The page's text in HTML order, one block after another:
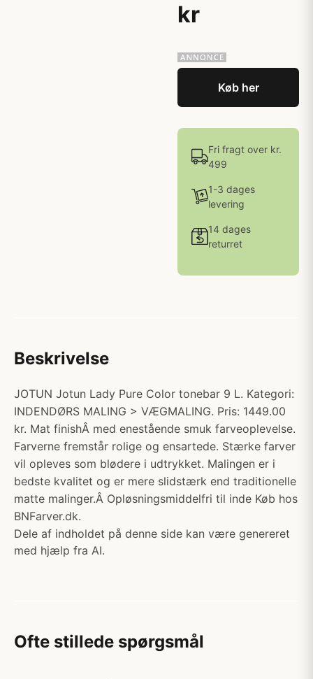
kr
Køb her
Fri fragt over kr.
499
1-3 dages
levering
14 dages
returret
Beskrivelse
JOTUN Jotun Lady Pure Color tonebar 9 L. Kategori:
INDENDØRS MALING > VÆGMALING. Pris: 1449.00
kr. Mat finishÂ med enestående smuk farveoplevelse.
Farverne fremstår rolige og ensartede. Stærke farver
vil opleves som blødere i udtrykket. Malingen er i
bedste kvalitet og er mere slidstærk end traditionelle
matte malinger.Â Opløsningsmiddelfri til inde Køb hos
BNFarver.dk.
Dele af indholdet på denne side kan være genereret
med hjælp fra AI.
Ofte stillede spørgsmål